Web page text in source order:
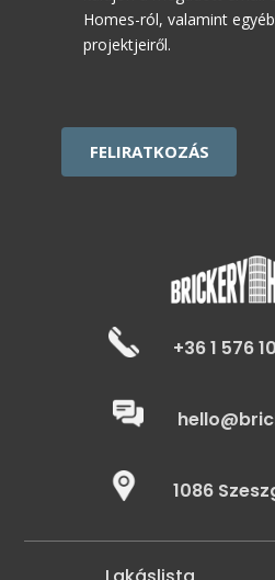
Homes-ról, valamint
projektjeiről.
+36 1 576
1086